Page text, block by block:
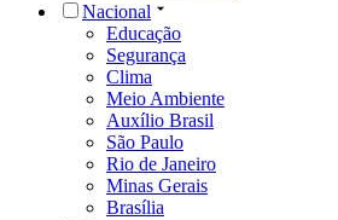
Nacional
Educação
Segurança
Clima
Meio Ambiente
Auxílio Brasil
São Paulo
Rio de Janeiro
Minas Gerais
Brasília